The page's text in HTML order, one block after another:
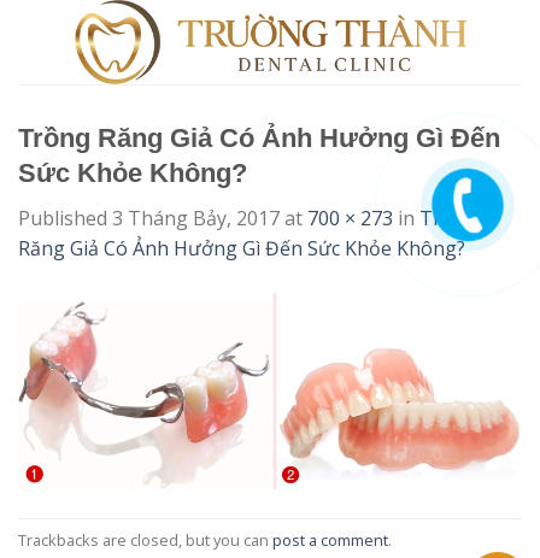
Trồng Răng Giả Có Ảnh Hưởng Gì Đến
Sức Khỏe Không?
Published 3 Tháng Bảy, 2017at 700 × 273 in Trồng
Răng Giả Có Ảnh Hưởng Gì Đến Sức Khỏe Không?
Trackbacks are closed, but you can post a comment.